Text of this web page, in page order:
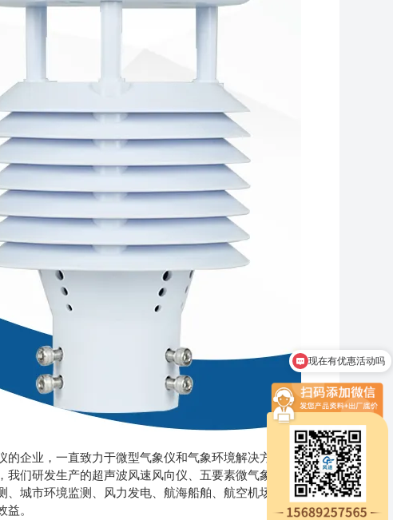
企业，一直致力于微型气象仪和气象环境解决方案推广
们研发生产的超声波风速风向仪、五要素微气象仪、六
城市环境监测、风力发电、航海船舶、航空机场、桥梁
。
可以介绍下你们的产品么